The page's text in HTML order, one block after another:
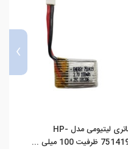
باتری لیتیومی مدل HP-
ظرفیت 100 میلی ...
›